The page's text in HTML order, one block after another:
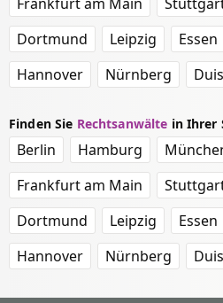
Dortmund
Leipzig Essen
Hannover
Nürnberg
Finden Sie Rechtsanwälte in Ihrer
Berlin Hamburg
Frankfurt am Main
Dortmund
Leipzig Essen
Hannover
Nürnberg